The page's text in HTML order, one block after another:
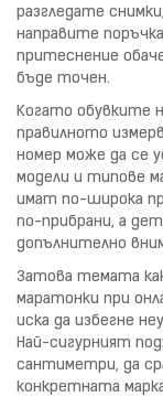
разгледате
направите
притеснение
бъде точен.
Когато обувките
правилното
номер може да се
модели и типове
имат по-широка
по-прибрани, а
допълнително
Затова темата
маратонки при
иска да избегне
Най-сигурният
сантиметри, да
конкретната